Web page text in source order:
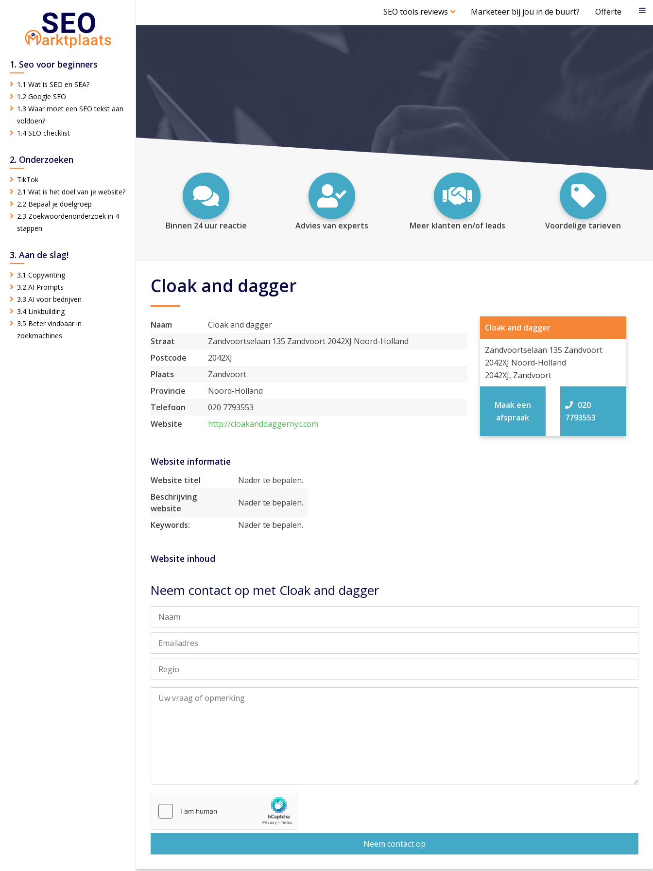
SEO tools reviews Marketeer bij jou in de buurt? Offerte
1. Seo voor beginners
1.1 Wat is SEO en SEA?
1.2 Google SEO
1.3 Waar moet een SEO tekst aan
voldoen?
1.4 SEO checklist
2. Onderzoeken
TikTok
2.1 Wat is het doel van je website?
2.2 Bepaal je doelgroep
2.3 Zoekwoordenonderzoek in 4
stappen
3. Aan de slag!
3.1 Copywriting
3.2 AI Prompts
3.3 AI voor bedrijven
3.4 Linkbuilding
3.5 Beter vindbaar in
zoekmachines
Binnen 24 uur reactie Advies van experts Meer klanten en/of leads Voordelige tarieven
Cloak and dagger
Naam
Cloak and dagger
Straat
Zandvoortselaan 135 Zandvoort 2042XJ Noord-Holland
Postcode
2042XJ
Plaats
Zandvoort
Provincie
Noord-Holland
Telefoon
020 7793553
Website
http://cloakanddaggernyc.com
Cloak and dagger
Zandvoortselaan 135 Zandvoort
2042XJ Noord-Holland
2042XJ, Zandvoort
020
7793553
Maak een
afspraak
Website informatie
Website titel
Nader te bepalen.
Beschrijving
website
Nader te bepalen.
Keywords: Nader te bepalen.
Website inhoud
Neem contact op met Cloak and dagger